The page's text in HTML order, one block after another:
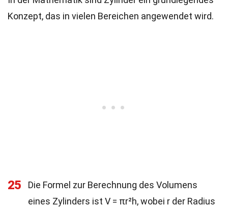
Konzept, das in vielen Bereichen angewendet wird.
25
Die Formel zur Berechnung des Volumens
eines Zylinders ist V = πr²h, wobei r der Radius